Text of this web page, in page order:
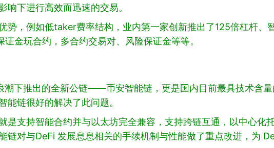
响下进行高效而迅速的交易。
势，例如低taker费率结构，业内第一家创新推出了125倍杠杆
金玩合约，多合约交易对、风险保证金等等。
潮下推出的全新公链——币安智能链，更是国内目前最具技术含
能链很好的解决了此问题。
是支持智能合约并与以太坊完全兼容，支持跨链互通，以中心
链对与DeFi 发展息息相关的手续机制与性能做了重点改进，为